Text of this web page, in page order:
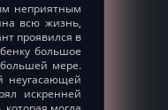
неприятным
всю жизнь,
проявился в
большое
мере.
неугасающей
искренней